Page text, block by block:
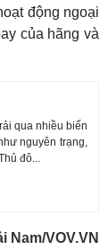
động ngoại
của hãng và
qua nhiều biến
nguyên trạng,
đô...
Nam/VOV.VN